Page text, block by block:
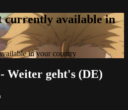
currently available in
in your country
Weiter geht's (DE)